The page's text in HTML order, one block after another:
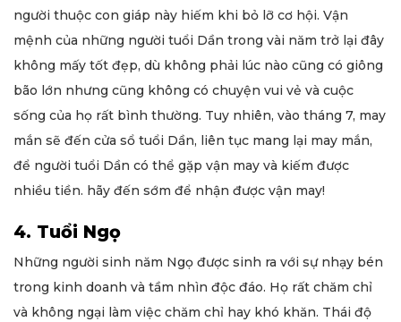
người thuộc con giáp này hiếm khi bỏ lỡ cơ hội. Vận
mệnh của những người tuổi Dần trong vài năm trở lại đây
không mấy tốt đẹp, dù không phải lúc nào cũng có giông
bão lớn nhưng cũng không có chuyện vui vẻ và cuộc
sống của họ rất bình thường. Tuy nhiên, vào tháng 7, may
mắn sẽ đến cửa sổ tuổi Dần, liên tục mang lại may mắn,
để người tuổi Dần có thể gặp vận may và kiếm được
nhiều tiền. hãy đến sớm để nhận được vận may!
4. Tuổi Ngọ
Những người sinh năm Ngọ được sinh ra với sự nhạy bén
trong kinh doanh và tầm nhìn độc đáo. Họ rất chăm chỉ
và không ngại làm việc chăm chỉ hay khó khăn. Thái độ